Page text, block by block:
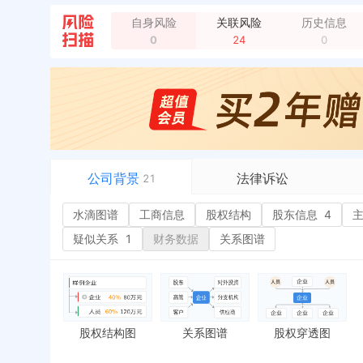
主要成员变更，职务变更：顾国俊
全部动态
主要成员变更，退出：徐建国
全部动态
主要成员变更，职务变更：顾国俊 全部动态
自身风险
0
关联风险
24
历史信息
0
公司背景 21 法律诉讼
水滴图谱
工商信息
股东信息
主要人员 6
对外投资
控制企业
司法案件
立案信息
法院公告
裁判文书
送达公告
被执行人
水滴图谱 工商信息 股权结构 股东信息 4
疑似关系
1 财务数据 关系图谱
股权结构图 关系图谱 股权穿透图